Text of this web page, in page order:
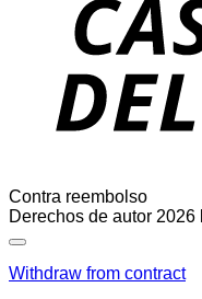
Contra reembolso
Derechos de autor 2026
Withdraw from contract